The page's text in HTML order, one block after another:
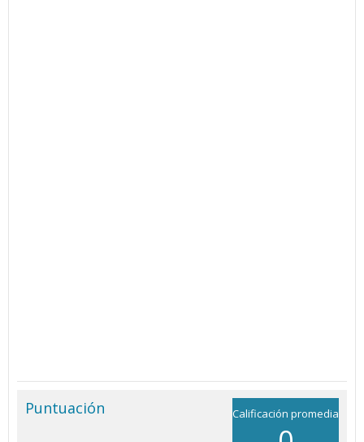
Calificación promedia
Puntuación